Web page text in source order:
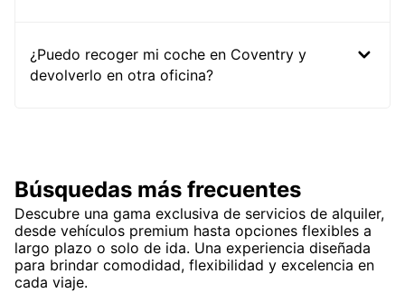
¿Puedo recoger mi coche en Coventry y
devolverlo en otra oficina?
Búsquedas más frecuentes
Descubre una gama exclusiva de servicios de alquiler,
desde vehículos premium hasta opciones flexibles a
largo plazo o solo de ida. Una experiencia diseñada
para brindar comodidad, flexibilidad y excelencia en
cada viaje.